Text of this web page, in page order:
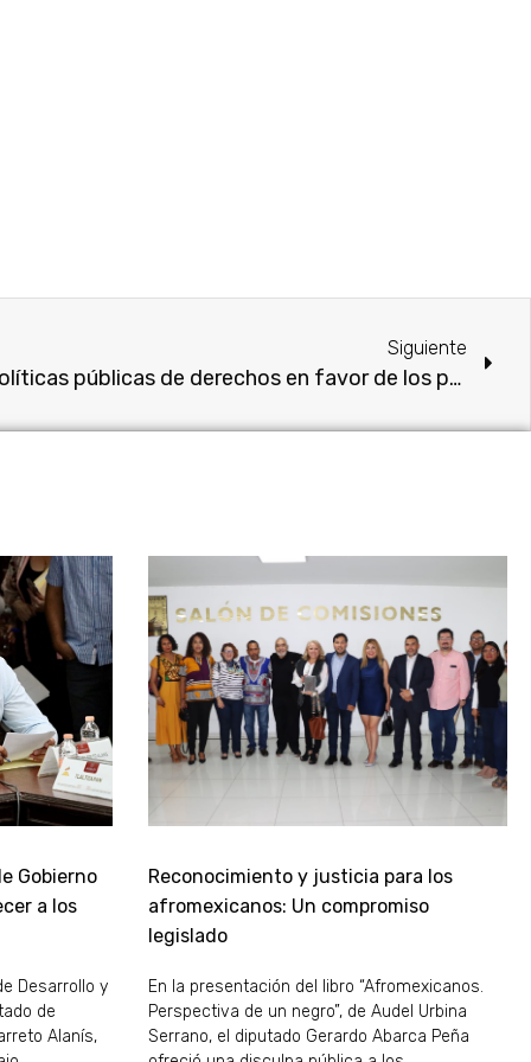
Siguiente
Es urgente la creación de políticas públicas de derechos en favor de los pueblos y comunidades indígenas con la participación de los pueblos originarios: Macrina Vallejo
Gobierno
a los
Desarrollo y
de
Alanís,
Reconocimiento y justicia para los
afromexicanos: Un compromiso
legislado
En la presentación del libro “Afromexicanos.
Perspectiva de un negro”, de Audel Urbina
Serrano, el diputado Gerardo Abarca Peña